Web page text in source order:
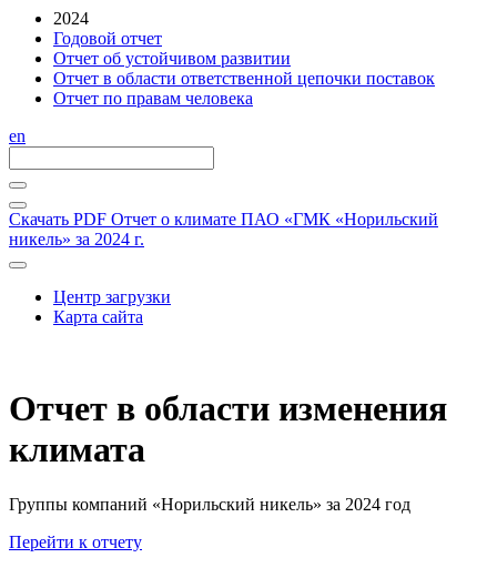
2024
Годовой отчет
Отчет об устойчивом развитии
Отчет в области ответственной цепочки поставок
Отчет по правам человека
en
Скачать PDF Отчет о климате ПАО «ГМК «Норильский
никель» за 2024 г.
Центр загрузки
Карта сайта
Отчет в области изменения
климата
Группы компаний «Норильский никель» за 2024 год
Перейти к отчету